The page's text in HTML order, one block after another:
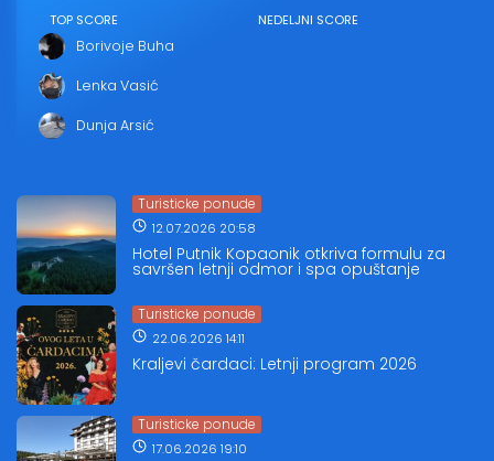
TOP SCORE
Borivoje Buha
Lenka Vasić
Dunja Arsić
NEDELJNI SCORE
Turisticke ponude
12.07.2026 20:58
Hotel Putnik Kopaonik otkriva formulu za
savršen letnji odmor i spa opuštanje
Turisticke ponude
22.06.2026 14:11
Kraljevi čardaci: Letnji program 2026
Turisticke ponude
17.06.2026 19:10